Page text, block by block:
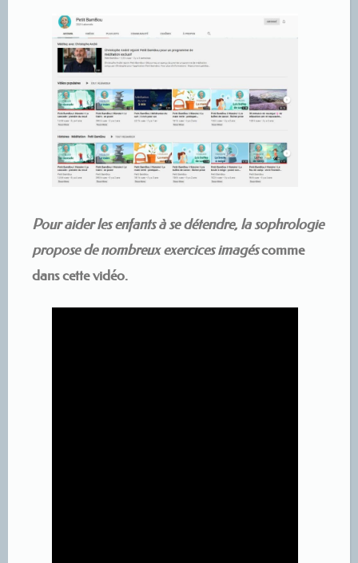
Pour aider les enfants à se détendre, la sophrologie
propose de nombreux exercices imagéscomme
dans cette vidéo.